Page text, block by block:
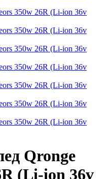
Qronge
(Li-ion 36v